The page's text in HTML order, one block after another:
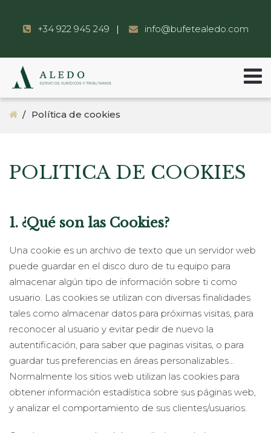
+34 922 945 249 info@bufetealedo.com
Política de cookies
POLITICA DE COOKIES
1. ¿Qué son las Cookies?
Una cookie es un archivo de texto que un servidor web
puede guardar en el disco duro de tu equipo para
almacenar algún tipo de información sobre ti como
usuario. Las cookies se utilizan con diversas finalidades
tales como almacenar datos para próximas visitas, para
reconocer al usuario y evitar pedir de nuevo la
autentificación, para saber que paginas visitas, o para
guardar tus preferencias en áreas personalizables…
Normalmente los sitios web utilizan las cookies para
obtener información estadística sobre sus páginas web,
y analizar el comportamiento de sus clientes/usuarios.